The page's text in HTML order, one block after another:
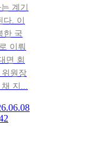
계기
. 이
한 국
이뤄
면 회
위원장
지...